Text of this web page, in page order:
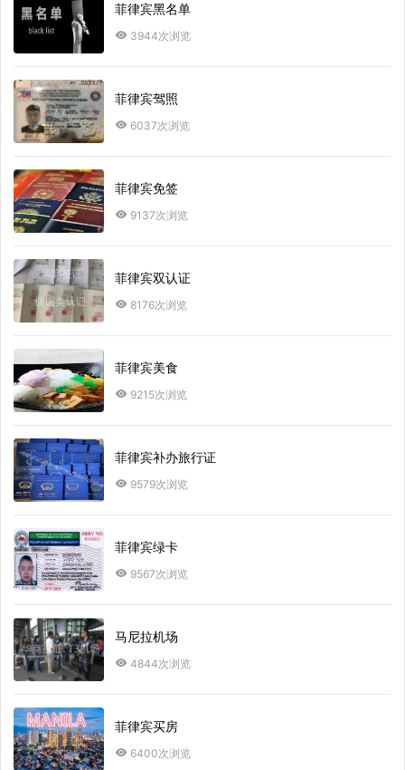
菲律宾黑名单
3944次浏览
菲律宾驾照
6037次浏览
菲律宾免签
9137次浏览
菲律宾双认证
8176次浏览
菲律宾美食
9215次浏览
菲律宾补办旅行证
9579次浏览
菲律宾绿卡
9567次浏览
马尼拉机场
4844次浏览
菲律宾买房
6400次浏览